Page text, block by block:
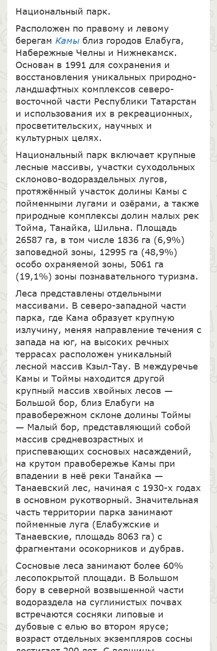
Национальный парк.
Расположен по правому и левому
берегам Камыблиз городов Елабуга,
Набережные Челны и Нижнекамск.
Основан в 1991 для сохранения и
восстановления уникальных природно-
ландшафтных комплексов северо-
восточной части Республики Татарстан
и использования их в рекреационных,
просветительских, научных и
культурных целях.
Национальный парк включает крупные
лесные массивы, участки суходольных
склоново-водораздельных лугов,
протяжённый участок долины Камы с
пойменными лугами и озёрами, а также
природные комплексы долин малых рек
Тойма, Танайка, Шильна. Площадь
26587 га, в том числе 1836 га (6,9%)
заповедной зоны, 12995 га (48,9%)
особо охраняемой зоны, 5061 га
(19,1%) зоны познавательного туризма.
Леса представлены отдельными
массивами. В северо-западной части
парка, где Кама образует крупную
излучину, меняя направление течения с
запада на юг, на высоких речных
террасах расположен уникальный
лесной массив Кзыл-Тау. В междуречье
Камы и Тоймы находится другой
крупный массив хвойных лесов —
Большой бор, близ Елабуги на
правобережном склоне долины Тоймы
— Малый бор, представляющий собой
массив средневозрастных и
приспевающих сосновых насаждений,
на крутом правобережье Камы при
впадении в неё реки Танайка —
Танаевский лес, начиная с 1930-х годах
в основном рукотворный. Значительная
часть территории парка занимают
пойменные луга (Елабужские и
Танаевские, площадь 8063 га) с
фрагментами осокорников и дубрав.
Сосновые леса занимают более 60%
лесопокрытой площади. В Большом
бору в северной возвышенной части
водораздела на суглинистых почвах
встречаются сосняки липовые и
дубовые с елью во втором ярусе;
возраст отдельных экземпляров сосны